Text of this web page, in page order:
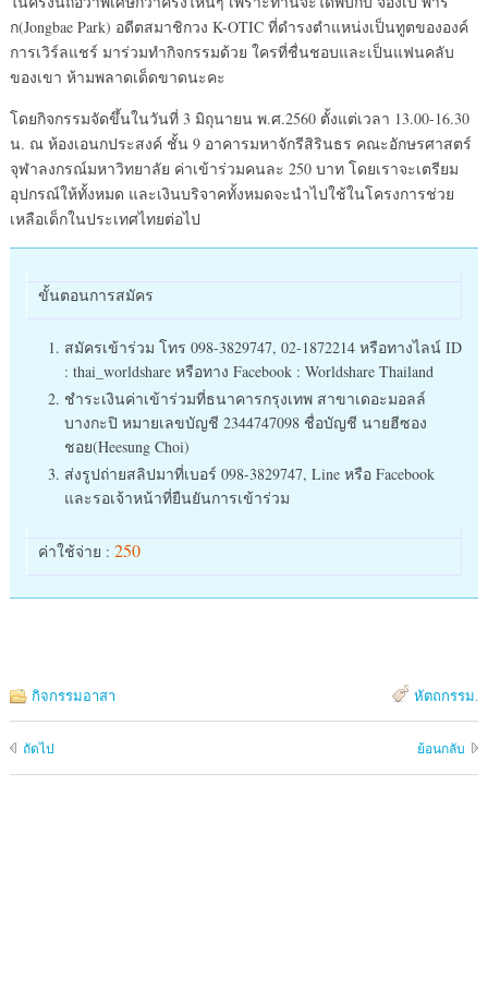
ก(Jongbae Park) อดีตสมาชิกวง K-OTIC ที่ดำรงตำแหน่งเป็นทูตขององค์
การเวิร์ลแชร์ มาร่วมทำกิจกรรมด้วย ใครที่ชื่นชอบและเป็นแฟนคลับ
ของเขา ห้ามพลาดเด็ดขาดนะคะ
โดยกิจกรรมจัดขึ้นในวันที่ 3 มิถุนายน พ.ศ.2560 ตั้งแต่เวลา 13.00-16.30
น. ณ ห้องเอนกประสงค์ ชั้น 9 อาคารมหาจักรีสิรินธร คณะอักษรศาสตร์
จุฬาลงกรณ์มหาวิทยาลัย ค่าเข้าร่วมคนละ 250 บาท โดยเราจะเตรียม
อุปกรณ์ให้ทั้งหมด และเงินบริจาคทั้งหมดจะนำไปใช้ในโครงการช่วย
เหลือเด็กในประเทศไทยต่อไป
ขั้นตอนการสมัคร
สมัครเข้าร่วม โทร 098-3829747, 02-1872214 หรือทางไลน์ ID
: thai_worldshare หรือทาง Facebook : Worldshare Thailand
ชำระเงินค่าเข้าร่วมที่ธนาคารกรุงเทพ สาขาเดอะมอลล์
บางกะปิ หมายเลขบัญชี 2344747098 ชื่อบัญชี นายฮีซอง
ชอย(Heesung Choi)
ส่งรูปถ่ายสลิปมาที่เบอร์ 098-3829747, Line หรือ Facebook
และรอเจ้าหน้าที่ยืนยันการเข้าร่วม
ค่าใช้จ่าย : 250
กิจกรรมอาสา หัตถกรรม.
ถัดไป ย้อนกลับ